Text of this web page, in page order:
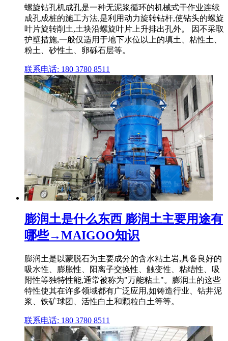
螺旋钻孔机成孔是一种无泥浆循环的机械式干作业连续
成孔成桩的施工方法,是利用动力旋转钻杆,使钻头的螺旋
叶片旋转削土,土块沿螺旋叶片上升排出孔外。 因不采取
护壁措施,一般仅适用于地下水位以上的填土、粘性土、
粉土、砂性土、卵砾石层等。
联系电话: 180 3780 8511
膨润土是什么东西 膨润土主要用途有
哪些→MAIGOO知识
膨润土是以蒙脱石为主要成分的含水粘土岩,具备良好的
吸水性、膨胀性、阳离子交换性、触变性、粘结性、吸
附性等独特性能,通常被称为"万能粘土"。膨润土的这些
特性使其在许多领域都有广泛应用,如铸造行业、钻井泥
浆、铁矿球团、活性白土和颗粒白土等等。
联系电话: 180 3780 8511